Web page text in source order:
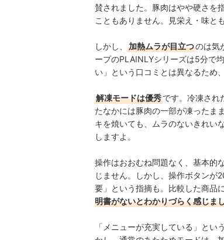
賛されました。豚肉はやや硬さを
こともありません。見栄え・味と
しかし、 加熱ムラが目立つのは気
ープのPLAINLYシリーズは5分で
い」という口コミとは異なるため
解凍モードは優秀です。冷凍され
たなかには豚肉の一部が凍ったま
キを焼いても、ムラのないきれい
しますよ。
操作はおおむね問題なく、基本的
じません。しかし、操作ボタンが
要」という指摘も。比較した商品
明書がないとわかりづらく感じま
「メニューが充実している」とい